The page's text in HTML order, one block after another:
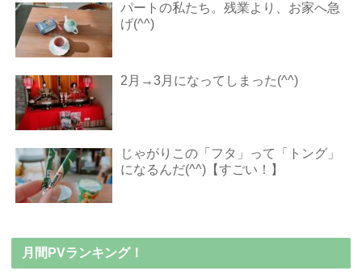
パートの私たち。残業より、お家へ急
げ(^^)
2月→3月になってしまった(^^)
じゃがりこの「フタ」って「トング」
になるんだ(^^)【すごい！】
月間PVランキング！